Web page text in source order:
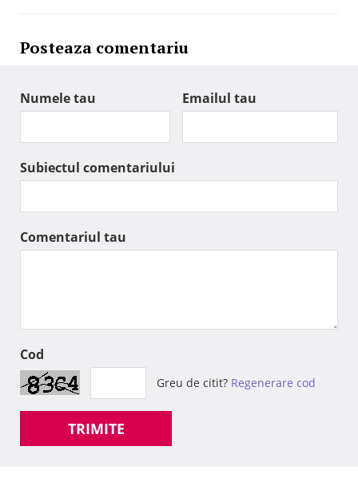
Posteaza comentariu
Numele tau Emailul tau
Subiectul comentariului
Comentariul tau
Cod
Greu de citit? Regenerare cod
TRIMITE